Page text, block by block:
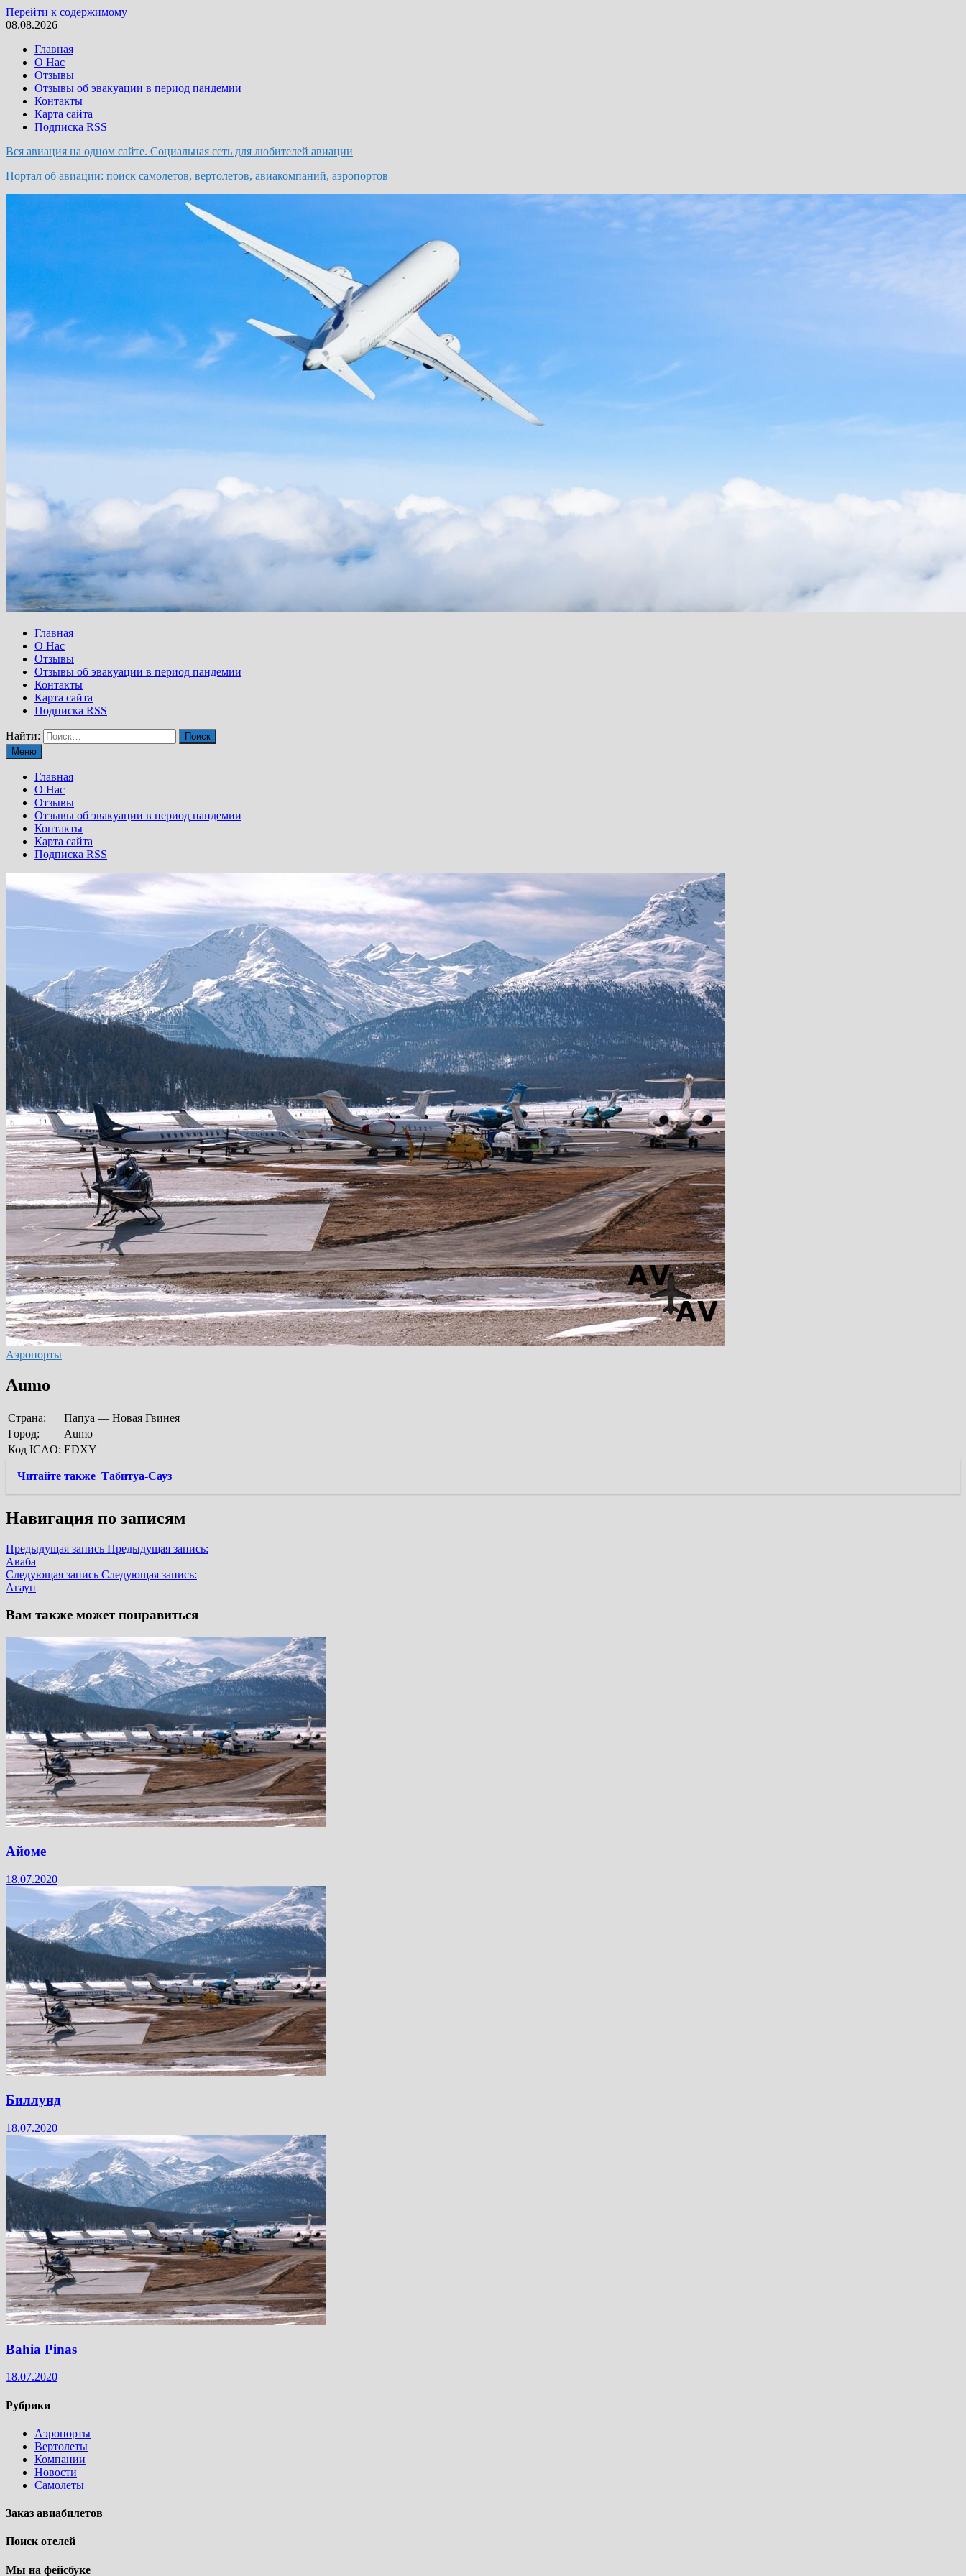
Перейти к содержимому
08.08.2026
Главная
О Нас
Отзывы
Отзывы об эвакуации в период пандемии
Контакты
Карта сайта
Подписка RSS
Вся авиация на одном сайте. Социальная сеть для любителей авиации
Портал об авиации: поиск самолетов, вертолетов, авиакомпаний, аэропортов
Главная
О Нас
Отзывы
Отзывы об эвакуации в период пандемии
Контакты
Карта сайта
Подписка RSS
Найти:
Меню
Главная
О Нас
Отзывы
Отзывы об эвакуации в период пандемии
Контакты
Карта сайта
Подписка RSS
Аэропорты
Aumo
Страна:
Папуа — Новая Гвинея
Город:
Aumo
Код ICAO: EDXY
Читайте также Табитуа-Сауз
Навигация по записям
Предыдущая запись Предыдущая запись:
Аваба
Следующая запись Следующая запись:
Агаун
Вам также может понравиться
Айоме
18.07.2020
Биллунд
18.07.2020
Bahia Pinas
18.07.2020
Рубрики
Аэропорты
Вертолеты
Компании
Новости
Самолеты
Заказ авиабилетов
Поиск отелей
Мы на фейсбуке